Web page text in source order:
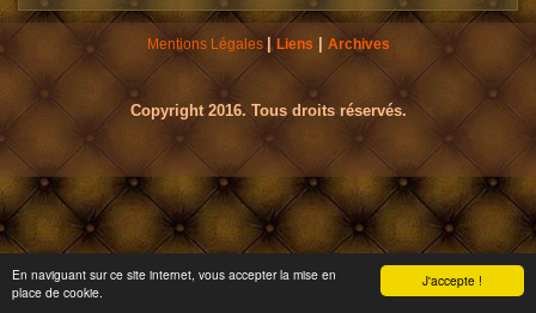
J'accepte !
En naviguant sur ce site internet, vous accepter la mise en
place de cookie.
Mentions Légales Liens Archives
Copyright 2016. Tous droits réservés.